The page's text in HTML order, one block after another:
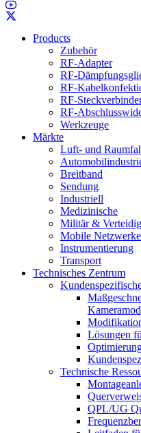
Products
Zubehör
RF-Adapter
RF-
RF-
RF-
RF-
Werkzeuge
Märkte
Luft- und
Breitband
Sendung
Industriell
Medizinische
Militär &
Mobile Netzwerke
Instrumentierung
Transport
Technisches Zentrum
Lösungen
Technische
QPL/UG